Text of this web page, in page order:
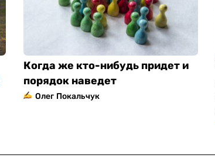
Когда же кто-нибудь придет и
порядок наведет
Олег Покальчук